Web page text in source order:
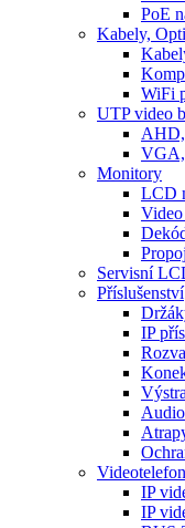
PoE
Kabely,
WiFi
UTP video
Monitory
LCD
Servisní
Příslušenství
IP
Audio
IP
IP